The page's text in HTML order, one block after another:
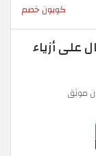
كوبون خصم
10% فعال على أزياء
موثق